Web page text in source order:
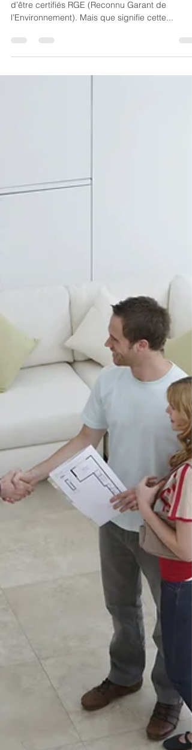
Chez La Vie La Construction , nous sommes
l’Environnement). Mais que signifie cette...